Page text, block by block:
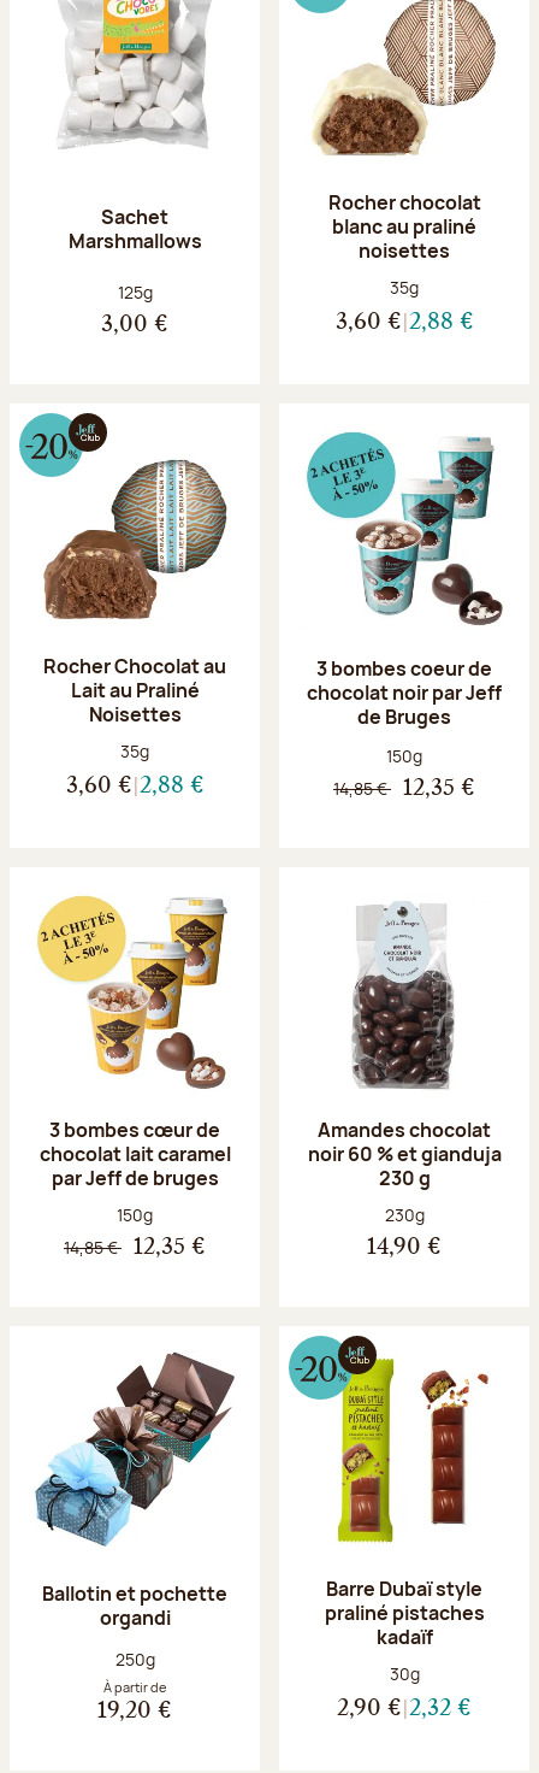
Sachet
Marshmallows
Poids net :
125g
3,00 €
Rocher chocolat
blanc au praliné
noisettes
Poids net :
35g
3,60 € 2,88 €
Rocher Chocolat au
Lait au Praliné
Noisettes
Poids net :
35g
3,60 € 2,88 €
3 bombes coeur de
chocolat noir par Jeff
de Bruges
Poids net :
150g
14,85 € 12,35 €
3 bombes cœur de
chocolat lait caramel
par Jeff de bruges
Poids net :
150g
14,85 € 12,35 €
Amandes chocolat
noir 60 % et gianduja
230 g
Poids net :
230g
14,90 €
Ballotin et pochette
organdi
Poids net :
250g
À partir de
19,20 €
Barre Dubaï style
praliné pistaches
kadaïf
Poids net :
30g
2,90 € 2,32 €